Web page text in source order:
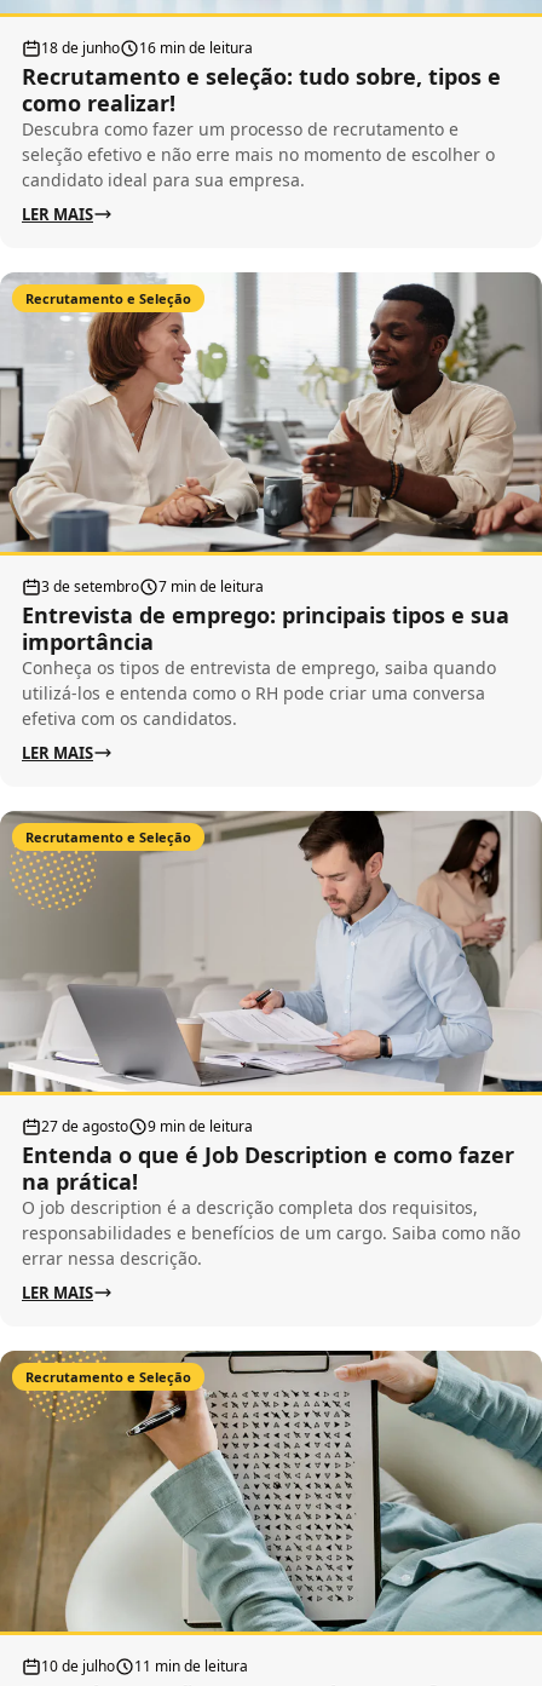
18 de junho 16 min de leitura
Recrutamento e seleção: tudo sobre, tipos e
como realizar!
Descubra como fazer um processo de recrutamento e
seleção efetivo e não erre mais no momento de escolher o
candidato ideal para sua empresa.
LER MAIS
Recrutamento e Seleção
3 de setembro 7 min de leitura
Entrevista de emprego: principais tipos e sua
importância
Conheça os tipos de entrevista de emprego, saiba quando
utilizá-los e entenda como o RH pode criar uma conversa
efetiva com os candidatos.
LER MAIS
Recrutamento e Seleção
27 de agosto 9 min de leitura
Entenda o que é Job Description e como fazer
na prática!
O job description é a descrição completa dos requisitos,
responsabilidades e benefícios de um cargo. Saiba como não
errar nessa descrição.
LER MAIS
Recrutamento e Seleção
10 de julho 11 min de leitura